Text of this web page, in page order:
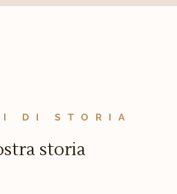
DI STORIA
storia